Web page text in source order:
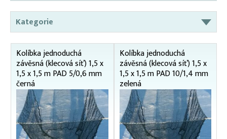
Kategorie
Čeřeny hospodářské
Kádě, kbelíky, vany
Kesery a saky na ryby
Kolíbky – klecové plovoucí odchovny
Kolíbky – krycí sítě na kolíbky
Kolíbka jednoduchá
závěsná (klecová síť) 1,5 x
1,5 x 1,5 m PAD 5/0,6 mm
černá
Kolíbka jednoduchá
závěsná (klecová síť) 1,5 x
1,5 x 1,5 m PAD 10/1,4 mm
zelená